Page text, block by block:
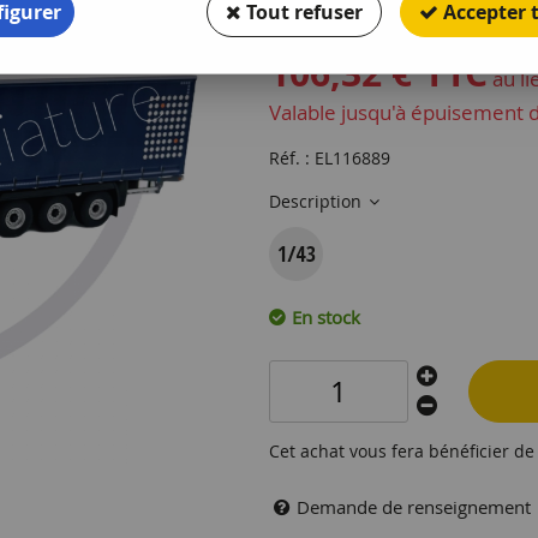
Soyez le premier à donner
106,32€TTCau
Valable jusqu'à épuisement
Réf. : EL116889
Description
En stock
Cet achat vous fera bénéficier de
Demande de renseignement
Tout refuser Accepter